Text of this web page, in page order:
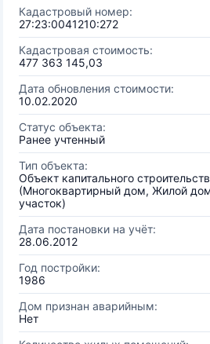
Кадастровый номер:
27:23:0041210:272
Кадастровая стоимость:
477 363 145,03
Дата обновления стоимости:
10.02.2020
Статус объекта:
Ранее учтенный
Тип объекта:
Объект капитального
(Многоквартирный дом, Жилой
участок)
Дата постановки на учёт:
28.06.2012
Год постройки:
1986
Дом признан аварийным:
Нет